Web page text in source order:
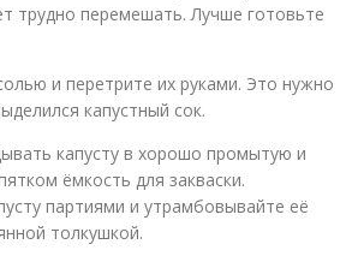
трудно перемешать. Лучше готовьте
и перетрите их руками. Это нужно
капустный сок.
капусту в хорошо промытую и
ёмкость для закваски.
партиями и утрамбовывайте её
толкушкой.